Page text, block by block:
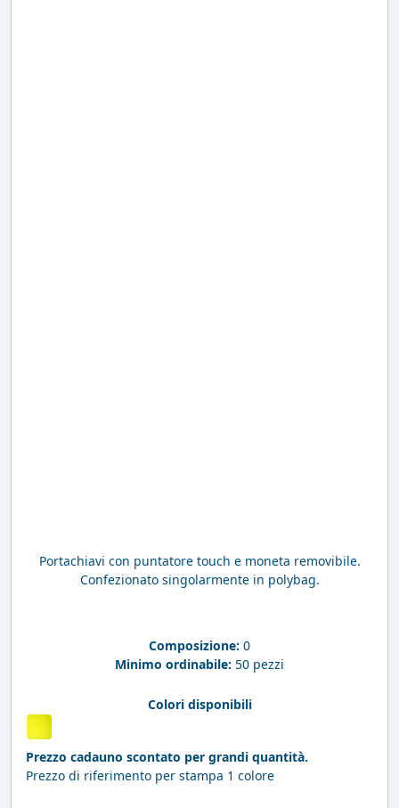
Portachiavi con puntatore touch e moneta removibile.
Confezionato singolarmente in polybag.
Composizione: 0
Minimo ordinabile: 50 pezzi
Colori disponibili
Prezzo cadauno scontato per grandi quantità.
Prezzo di riferimento per stampa 1 colore